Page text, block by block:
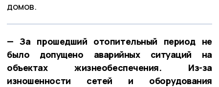
домов.
— За прошедший отопительный период не
было допущено аварийных ситуаций на
объектах жизнеобеспечения. Из-за
изношенности сетей и оборудования